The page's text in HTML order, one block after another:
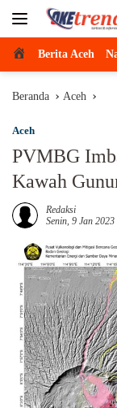
Beranda
Berita Aceh
Beranda Aceh
Aceh
PVMBG
Kawah
Redaksi
Senin, 9 Jan 2023